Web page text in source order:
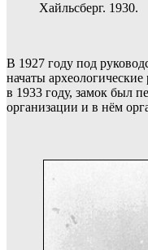
Хайльсберг. 1930.
В 1927 году под
начаты
в 1933 году, замок был
организации и в нём